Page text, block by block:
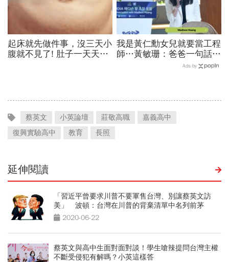
起床就先做件事，沒三天小
腹就不見了! 肚子一天天變
我是黃仁勳女兒就要當工程
師…黃敏珊：爸爸一句話，
讓我從電機系改廚藝學校
Ads by
蔡英文 小英論壇 莊敬高職
嘉義高中
復興實驗高中
教育 長照
延伸閱讀
「習近平曾要求川普不要軍售台灣、別讓蔡英文訪
美」 波頓：台灣在川普的背棄清單中名列前茅
2020-06-22
蔡英文與高中生面對面對談！學生嗆辣提問台灣主權
不斷受侵犯有解嗎？小英這樣答